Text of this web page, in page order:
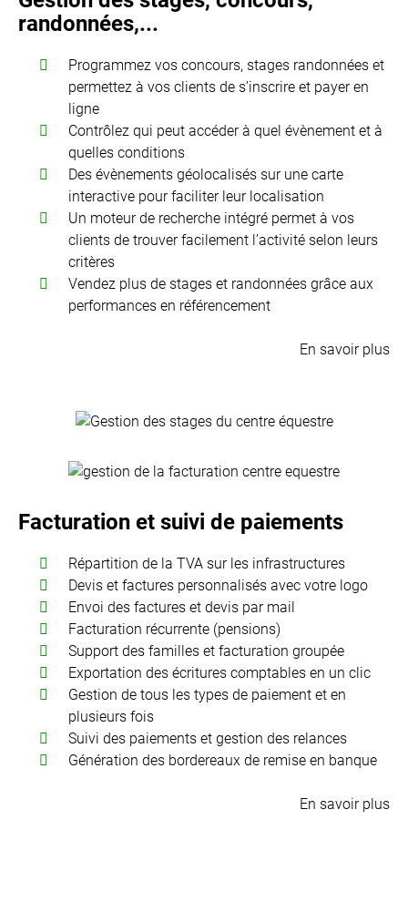
randonnées,...
Programmez vos concours, stages randonnées et
permettez à vos clients de s’inscrire et payer en
ligne
Contrôlez qui peut accéder à quel évènement et à
quelles conditions
Des évènements géolocalisés sur une carte
interactive pour faciliter leur localisation
Un moteur de recherche intégré permet à vos
clients de trouver facilement l’activité selon leurs
critères
Vendez plus de stages et randonnées grâce aux
performances en référencement
En savoir plus
Facturation et suivi de paiements
Répartition de la TVA sur les infrastructures
Devis et factures personnalisés avec votre logo
Envoi des factures et devis par mail
Facturation récurrente (pensions)
Support des familles et facturation groupée
Exportation des écritures comptables en un clic
Gestion de tous les types de paiement et en
plusieurs fois
Suivi des paiements et gestion des relances
Génération des bordereaux de remise en banque
En savoir plus